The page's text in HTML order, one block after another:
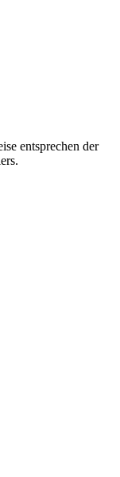
entsprechen der